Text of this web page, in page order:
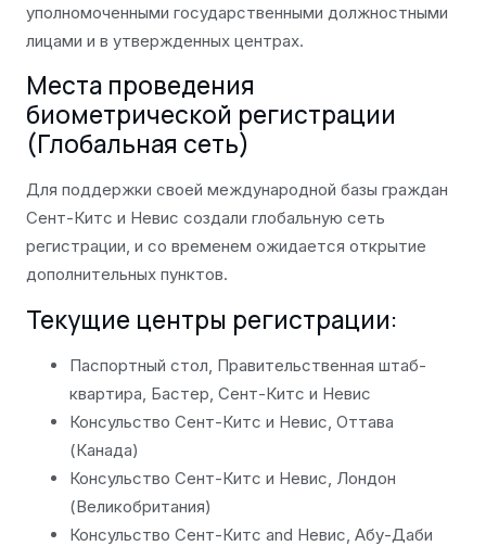
уполномоченными государственными должностными
лицами и в утвержденных центрах.
Места проведения
биометрической регистрации
(Глобальная сеть)
Для поддержки своей международной базы граждан
Сент-Китс и Невис создали глобальную сеть
регистрации, и со временем ожидается открытие
дополнительных пунктов.
Текущие центры регистрации:
Паспортный стол, Правительственная штаб-
квартира, Бастер, Сент-Китс и Невис
Консульство Сент-Китс и Невис, Оттава
(Канада)
Консульство Сент-Китс и Невис, Лондон
(Великобритания)
Консульство Сент-Китс and Невис, Абу-Даби